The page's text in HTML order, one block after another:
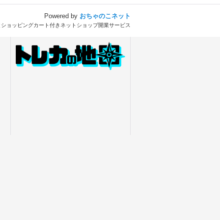
Powered by おちゃのこネット
ョッピングカート付きネットショップ開業サービス